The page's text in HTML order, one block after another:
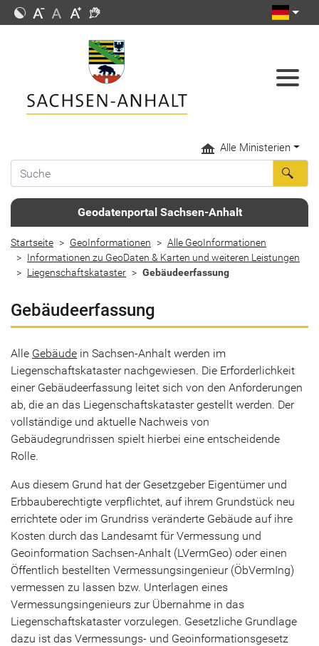
Alle Ministerien
Geodatenportal Sachsen-Anhalt
Startseite GeoInformationen
Alle GeoInformationen
Informationen zu GeoDaten & Karten und weiteren Leistungen
Liegenschaftskataster
Gebäudeerfassung
Gebäudeerfassung
Alle Gebäude in Sachsen-Anhalt werden im
Liegenschaftskataster nachgewiesen. Die Erforderlichkeit
einer Gebäudeerfassung leitet sich von den Anforderungen
ab, die an das Liegenschaftskataster gestellt werden. Der
vollständige und aktuelle Nachweis von
Gebäudegrundrissen spielt hierbei eine entscheidende
Rolle.
Aus diesem Grund hat der Gesetzgeber Eigentümer und
Erbbauberechtigte verpflichtet, auf ihrem Grundstück neu
errichtete oder im Grundriss veränderte Gebäude auf ihre
Kosten durch das Landesamt für Vermessung und
Geoinformation Sachsen-Anhalt (LVermGeo) oder einen
Öffentlich bestellten Vermessungsingenieur (ÖbVermIng)
vermessen zu lassen bzw. Unterlagen eines
Vermessungsingenieurs zur Übernahme in das
Liegenschaftskataster vorzulegen. Gesetzliche Grundlage
dazu ist das Vermessungs- und Geoinformationsgesetz